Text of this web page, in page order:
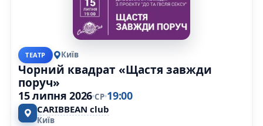
ТЕАТР Київ
Чорний квадрат «Щастя завжди
поруч»
15 липня 2026 СР 19:00
CARIBBEAN club
Київ